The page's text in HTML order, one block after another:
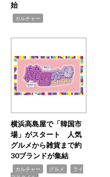
始
カルチャー
横浜高島屋で「韓国市
場」がスタート 人気
グルメから雑貨まで約
30ブランドが集結
カルチャー グルメ
ライ